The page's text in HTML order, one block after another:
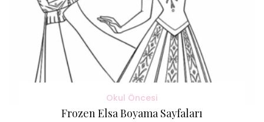
Okul Öncesi
Frozen Elsa Boyama Sayfaları